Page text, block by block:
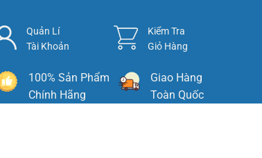
Quản Lí
Tài Khoản
Kiểm Tra
Giỏ Hàng
100% Sản Phẩm
Chính Hãng
Giao Hàng
Toàn Quốc